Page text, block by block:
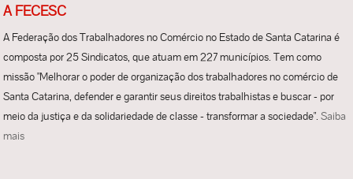
A FECESC
A Federação dos Trabalhadores no Comércio no Estado de Santa Catarina é
composta por 25 Sindicatos, que atuam em 227 municípios. Tem como
missão "Melhorar o poder de organização dos trabalhadores no comércio de
Santa Catarina, defender e garantir seus direitos trabalhistas e buscar - por
meio da justiça e da solidariedade de classe - transformar a sociedade".Saiba
mais